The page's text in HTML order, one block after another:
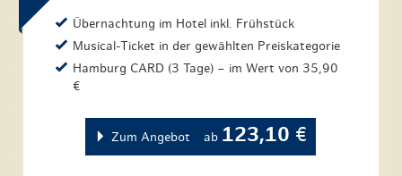
Übernachtung im Hotel inkl. Frühstück
Musical-Ticket in der gewählten Preiskategorie
Hamburg CARD (3 Tage) – im Wert von 35,90
€
Zum Angebot ab 123,10 €